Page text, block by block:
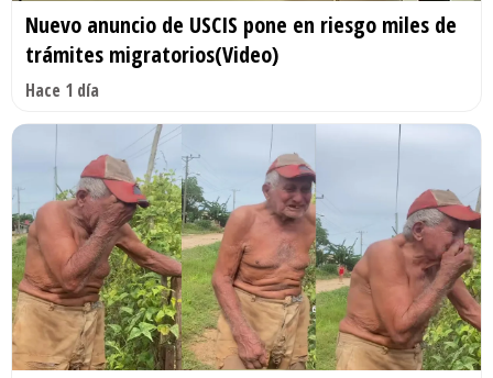
Nuevo anuncio de USCIS pone en riesgo miles de
trámites migratorios(Video)
Hace 1 día